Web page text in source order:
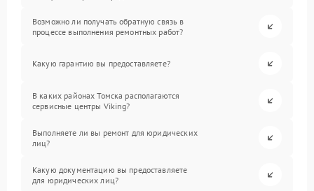
Возможно ли получать обратную связь в
процессе выполнения ремонтных работ?
Какую гарантию вы предоставляете?
В каких районах Томска располагаются
сервисные центры Viking?
Выполняете ли вы ремонт для юридических
лиц?
Какую документацию вы предоставляете
для юридических лиц?